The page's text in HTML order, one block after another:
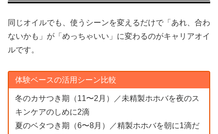
同じオイルでも、使うシーンを変えるだけで「あれ、合わ
ないかも」が「めっちゃいい」に変わるのがキャリアオイ
ルです。
体験ベースの活用シーン比較
冬のカサつき期（11〜2月）／未精製ホホバを夜のス
キンケアのしめに2滴
夏のベタつき期（6〜8月）／精製ホホバを朝に1滴だ